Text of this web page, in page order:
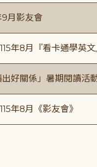
9月影友會
年8月『看卡通學英文
出好關係」暑期閱讀活
年8月《影友會》